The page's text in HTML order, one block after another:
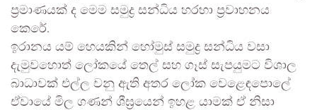
ප්‍රමාණයක් ද මෙම සමුද්‍ර සන්ධිය හරහා ප්‍රවාහනය
කෙරේ.
ඉරානය යම් හෙයකින් හෝමුස් සමුද්‍ර සන්ධිය වසා
දැමුවහොත් ලෝකයේ තෙල් සහ ගෑස් සැපයුමට විශාල
බාධාවක් එල්ල වනු ඇති අතර ලෝක වෙළෙඳපොලේ
ඒවායේ මිල ගණන් ශීඝ්‍රයෙන් ඉහළ යාමක් ඒ නිසා